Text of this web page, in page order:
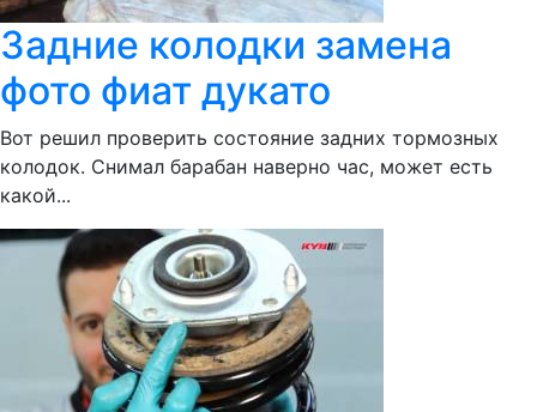
Задние колодки замена
фото фиат дукато
Вот решил проверить состояние задних тормозных
колодок. Снимал барабан наверно час, может есть
какой...